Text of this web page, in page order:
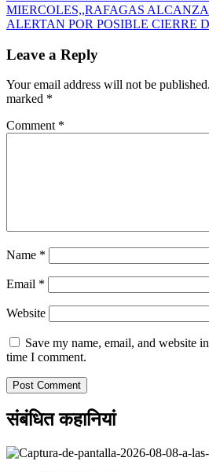
MIERCOLES,,RAFAGAS
ALERTAN POR POSIBLE CIERRE
Leave a Reply
Your email address will not be published.
marked *
Comment *
Name *
Email *
Website
Save my name, email, and website
time I comment.
संबंधित कहानियां